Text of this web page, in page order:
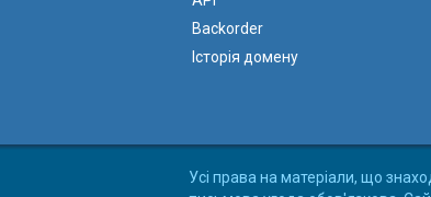
Backorder
Історія домену
Усі права на матеріали, що